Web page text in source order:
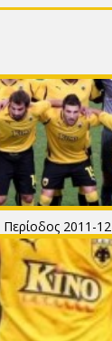
Περίοδος 2011-12